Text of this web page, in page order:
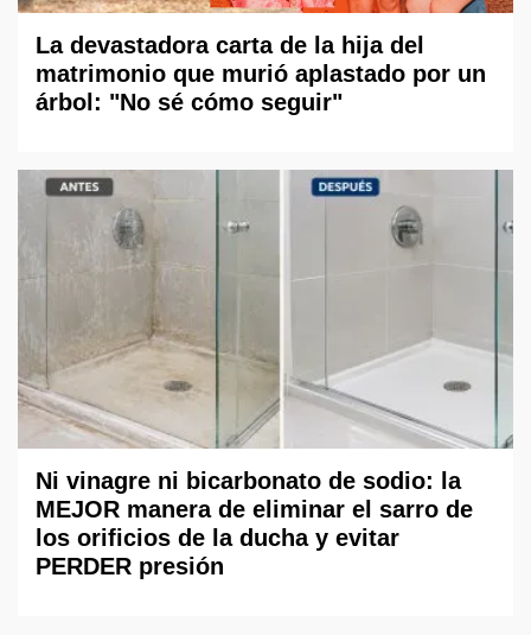
La devastadora carta de la hija del
matrimonio que murió aplastado por un
árbol: "No sé cómo seguir"
Ni vinagre ni bicarbonato de sodio: la
MEJOR manera de eliminar el sarro de
los orificios de la ducha y evitar
PERDER presión